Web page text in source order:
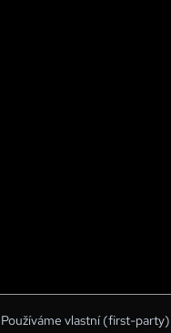
Používáme vlastní (first-